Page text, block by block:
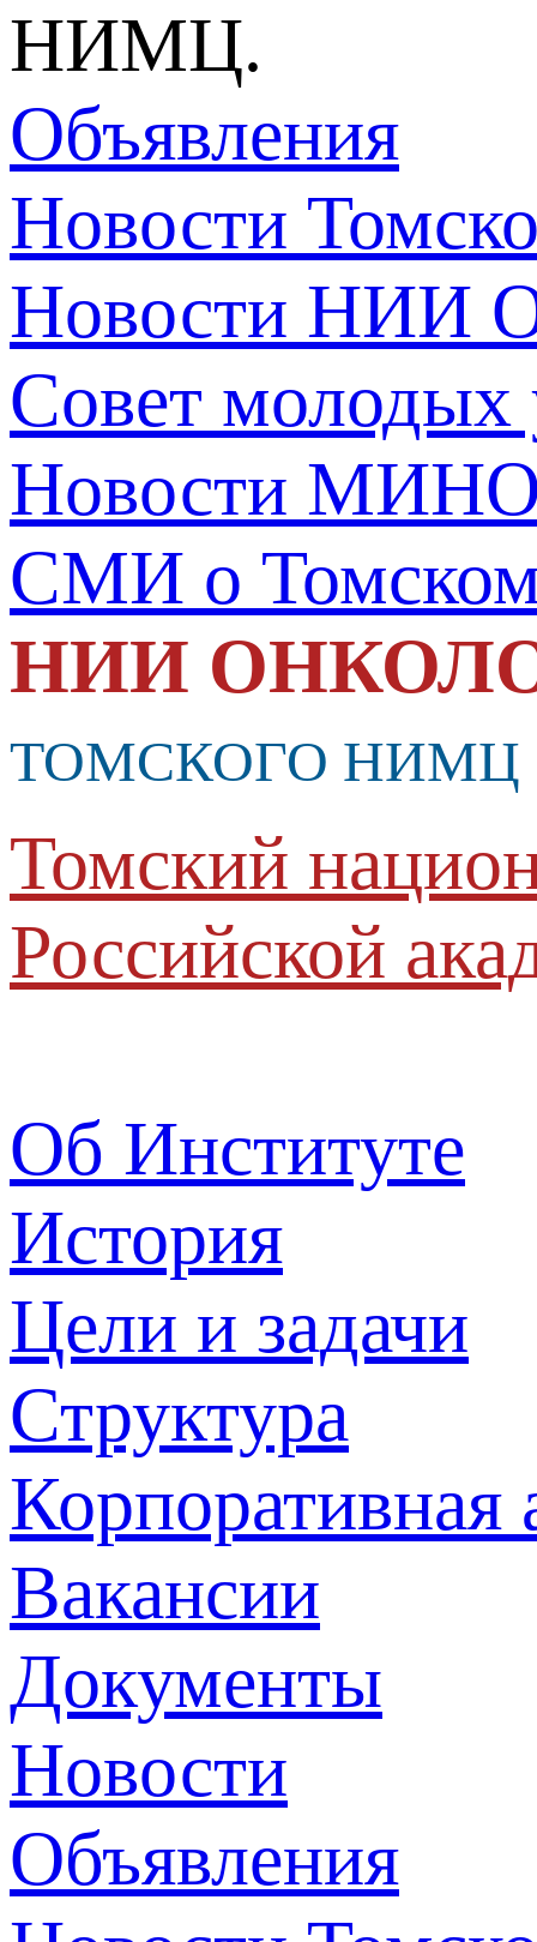
НИМЦ.
Объявления
Новости
Новости НИИ
Совет молодых
Новости
СМИ о
НИИ
ТОМСКОГО НИМЦ
Томский
Российской
Об Институте
История
Цели и задачи
Структура
Корпоративная
Вакансии
Документы
Новости
Объявления